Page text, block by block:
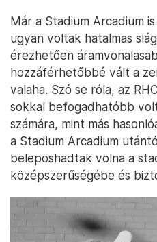
Már a Stadium Arcadium
ugyan voltak hatalmas
érezhetően
hozzáférhetőbbé vált a
valaha. Szó se róla, az
sokkal befogadhatóbb
számára, mint más
a Stadium Arcadium
beleposhadtak volna a
középszerűségébe és